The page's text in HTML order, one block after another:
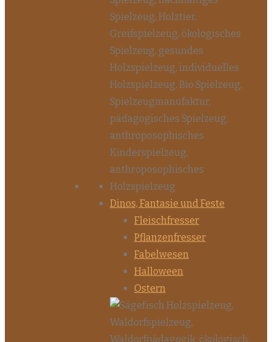
Dinos, Fantasie und Feste
Fleischfresser
Pflanzenfresser
Fabelwesen
Halloween
Ostern